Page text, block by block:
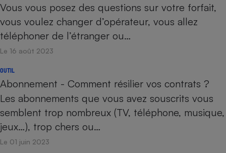
Vous vous posez des questions sur votre forfait,
vous voulez changer d’opérateur, vous allez
téléphoner de l’étranger ou…
Le 16 août 2023
OUTIL
Abonnement - Comment résilier vos contrats ?
Les abonnements que vous avez souscrits vous
semblent trop nombreux (TV, téléphone, musique,
jeux…), trop chers ou…
Le 01 juin 2023